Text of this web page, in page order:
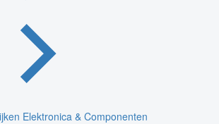
Elektronica & Componenten